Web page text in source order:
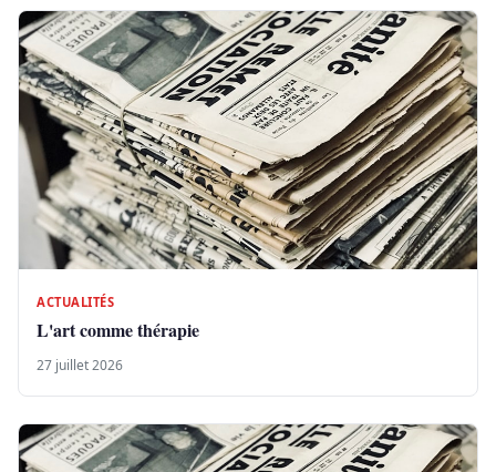
ACTUALITÉS
L'art comme thérapie
27 juillet 2026